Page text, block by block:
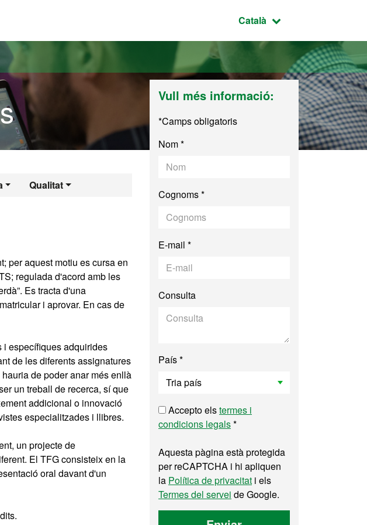
Idioma seleccionat:
Català
Qualitat
per aquest motiu es cursa en
regulada d'acord amb les
Es tracta d'una
i aprovar. En cas de
i específiques adquirides
de les diferents assignatures
de poder anar més enllà
un treball de recerca, sí que
addicional o innovació
especialitzades i llibres.
un projecte de
El TFG consisteix en la
oral davant d'un
Vull més informació:
*Camps obligatoris
Nom *
Cognoms *
E-mail *
Consulta
País *
Accepto elstermes i
condicions legals*
Aquesta pàgina està protegida
per reCAPTCHA i hi apliquen
la Política de privacitat i els
Termes del servei de Google.